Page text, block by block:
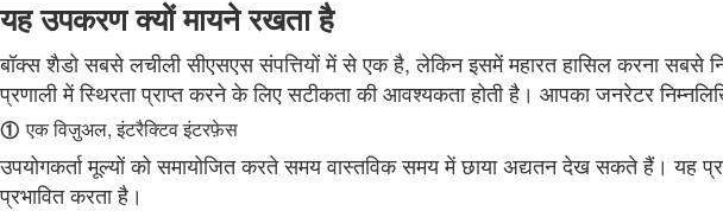
यह उपकरण क्यों मायने रखता है
बॉक्स शैडो सबसे लचीली सीएसएस संपत्तियों में से एक है, लेकिन इसमें महारत हासिल करना
प्रणाली में स्थिरता प्राप्त करने के लिए सटीकता की आवश्यकता होती है। आपका जनरेटर
① एक विज़ुअल, इंटरैक्टिव इंटरफ़ेस
उपयोगकर्ता मूल्यों को समायोजित करते समय वास्तविक समय में छाया अद्यतन देख सकते हैं। यह
प्रभावित करता है।